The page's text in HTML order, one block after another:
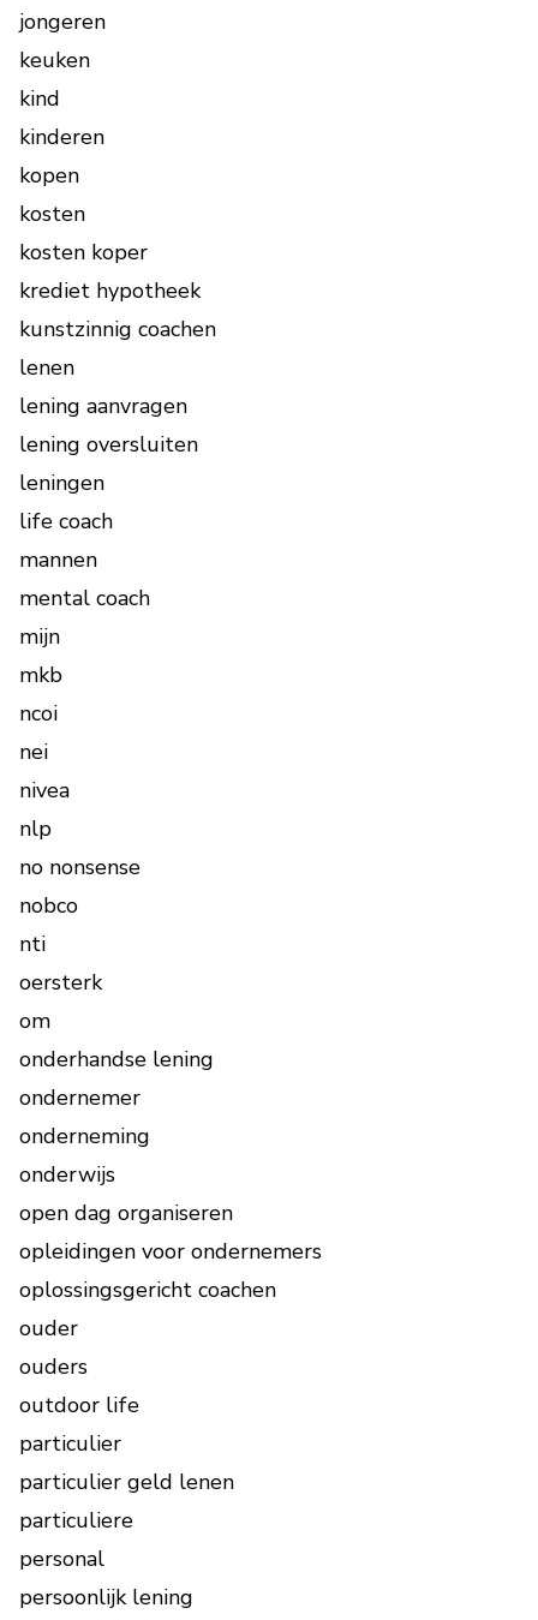
jongeren
keuken
kind
kinderen
kopen
kosten
kosten koper
krediet hypotheek
kunstzinnig coachen
lenen
lening aanvragen
lening oversluiten
leningen
life coach
mannen
mental coach
mijn
mkb
ncoi
nei
nivea
nlp
no nonsense
nobco
nti
oersterk
om
onderhandse lening
ondernemer
onderneming
onderwijs
open dag organiseren
opleidingen voor ondernemers
oplossingsgericht coachen
ouder
ouders
outdoor life
particulier
particulier geld lenen
particuliere
personal
persoonlijk lening